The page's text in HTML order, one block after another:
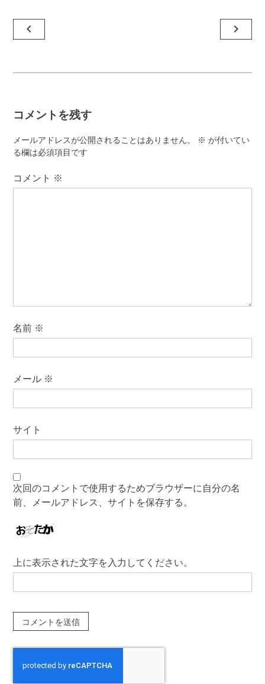
投
稿
ー
シ
ョ
navigate_before navigate_next
コメントを残す
メールアドレスが公開されることはありません。 ※ が付いてい
る欄は必須項目です
コメント ※
名前 ※
メール ※
サイト
次回のコメントで使用するためブラウザーに自分の名
前、メールアドレス、サイトを保存する。
上に表示された文字を入力してください。